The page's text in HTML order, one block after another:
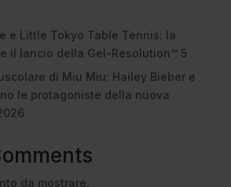
e Little Tokyo Table Tennis: la
il lancio della Gel-Resolution™ 5
di Miu Miu: Hailey Bieber e
le protagoniste della nuova
da mostrare.